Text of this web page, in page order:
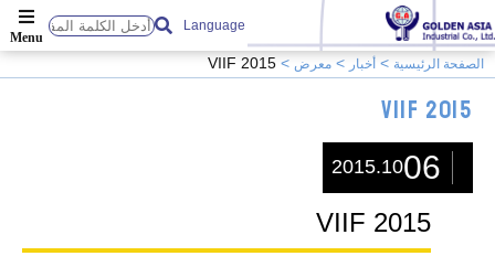
Language
الصفحة الرئيسية أخبار معرض VIIF 2015
VIIF 2015
06
2015.10
VIIF 2015